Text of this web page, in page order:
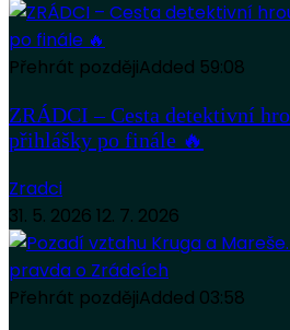
Přehrát pozdějiAdded 59:08
ZRÁDCI – Cesta detektivní
přihlášky po finále 🔥
Zradci
31. 5. 2026 12. 7. 2026
Přehrát pozdějiAdded 03:58